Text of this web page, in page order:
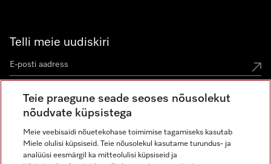
Telli meie uudiskiri
Miele Instagramis
Miele Facebookis
Miele Youtube'is
Teie praegune seade seoses nõusolekut
nõudvate küpsistega
Meie veebisaidi nõuetekohase toimimise tagamiseks kasutab
Miele olulisi küpsiseid. Teie nõusolekul kasutame turundus- ja
analüüsi eesmärgil ka mitteolulisi küpsiseid ja